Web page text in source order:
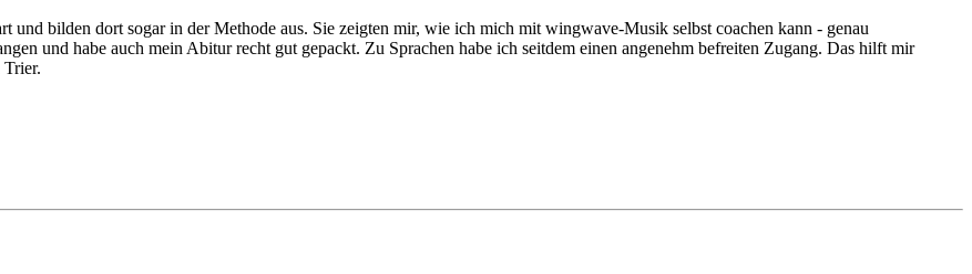
und bilden dort sogar in der Methode aus. Sie zeigten mir, wie ich mich mit wingwave-Musik selbst coachen kann - genau
und habe auch mein Abitur recht gut gepackt. Zu Sprachen habe ich seitdem einen angenehm befreiten Zugang. Das hilft mir